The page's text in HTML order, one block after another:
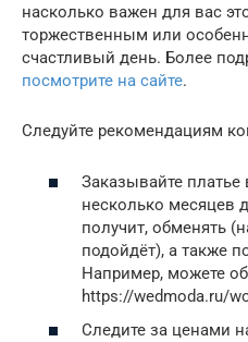
насколько важен для вас
торжественным или
счастливый день. Более
посмотрите на сайте.
Следуйте рекомендациям
Заказывайте платье
несколько месяцев
получит, обменять
подойдёт), а также
Например, можете
https://wedmoda.ru/
Следите за ценами